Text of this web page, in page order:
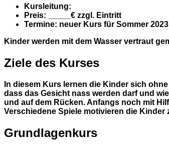
Kursleitung:
Preis:
_____€ zzgl. Eintritt
Termine: neuer Kurs für Sommer
Kinder werden mit dem Wasser vertraut
Ziele des Kurses
In diesem Kurs lernen die Kinder sich
dass das Gesicht nass werden darf und
und auf dem Rücken. Anfangs noch mit
Verschiedene Spiele motivieren die Kinder
Grundlagenkurs